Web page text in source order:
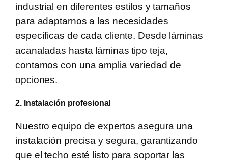
industrial en diferentes estilos y tamaños
para adaptarnos a las necesidades
específicas de cada cliente. Desde láminas
acanaladas hasta láminas tipo teja,
contamos con una amplia variedad de
opciones.
2. Instalación profesional
Nuestro equipo de expertos asegura una
instalación precisa y segura, garantizando
que el techo esté listo para soportar las